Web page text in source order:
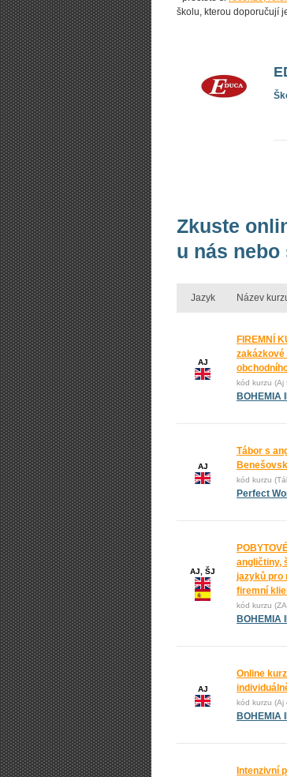
školu, kterou doporučují
Zkuste
u nás
Jazyk Název
AJ
FIREMNÍ
zakázkové
kód kurzu (Aj
BOHEMIA
AJ
Tábor s
kód kurzu
Perfect
AJ, ŠJ
angličtiny,
jazyků pro
firemní
kód kurzu
BOHEMIA
AJ
Online
kód kurzu (Aj
BOHEMIA
Intenzivní